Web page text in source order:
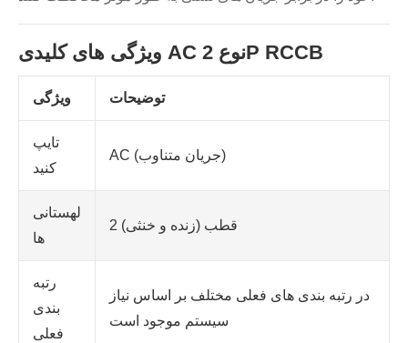
ویژگی های کلیدی AC نوع 2P RCCB
ویژگی توضیحات
تایپ
کنید
AC (جریان متناوب)
لهستانی
ها
2 قطب (زنده و خنثی)
رتبه
بندی
فعلی
در رتبه بندی های فعلی مختلف بر اساس نیاز
سیستم موجود است